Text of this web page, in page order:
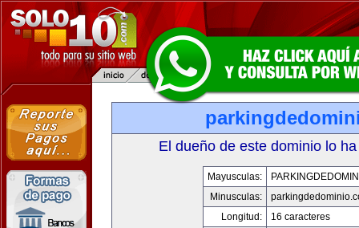
El dueño de este dominio lo
Mayusculas:
Minusculas:
Longitud:
16 caracteres